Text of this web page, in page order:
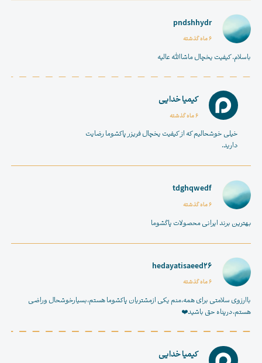
pndshhydr
6 ماه گذشته
باسلام. کیفیت یخچال ماشاالله عالیه
کیمیا خدایی
6 ماه گذشته
خیلی خوشحالیم که از کیفیت یخچال فریزر پاکشوما رضایت
دارید.
tdghqwedf
6 ماه گذشته
بهترین برند ایرانی محصولات پاگشوما
hedayatisaeed26
6 ماه گذشته
باارزوی سلامتی برای همه،منم یکی ازمشتریان پاکشوما هستم،بسیارخوشحال وراضی
هستم،درپناه حق باشید❤️
کیمیا خدایی